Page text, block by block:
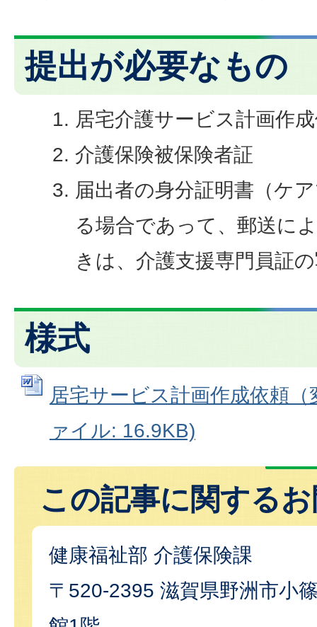
提出が必要なもの
居宅介護サービス計画作
介護保険被保険者証
届出者の身分証明書（ケ
る場合であって、郵送に
きは、介護支援専門員証
様式
居宅サービス計画作成依頼
ァイル: 16.9KB)
この記事に関する
健康福祉部 介護保険課
〒520-2395 滋賀県野洲市小